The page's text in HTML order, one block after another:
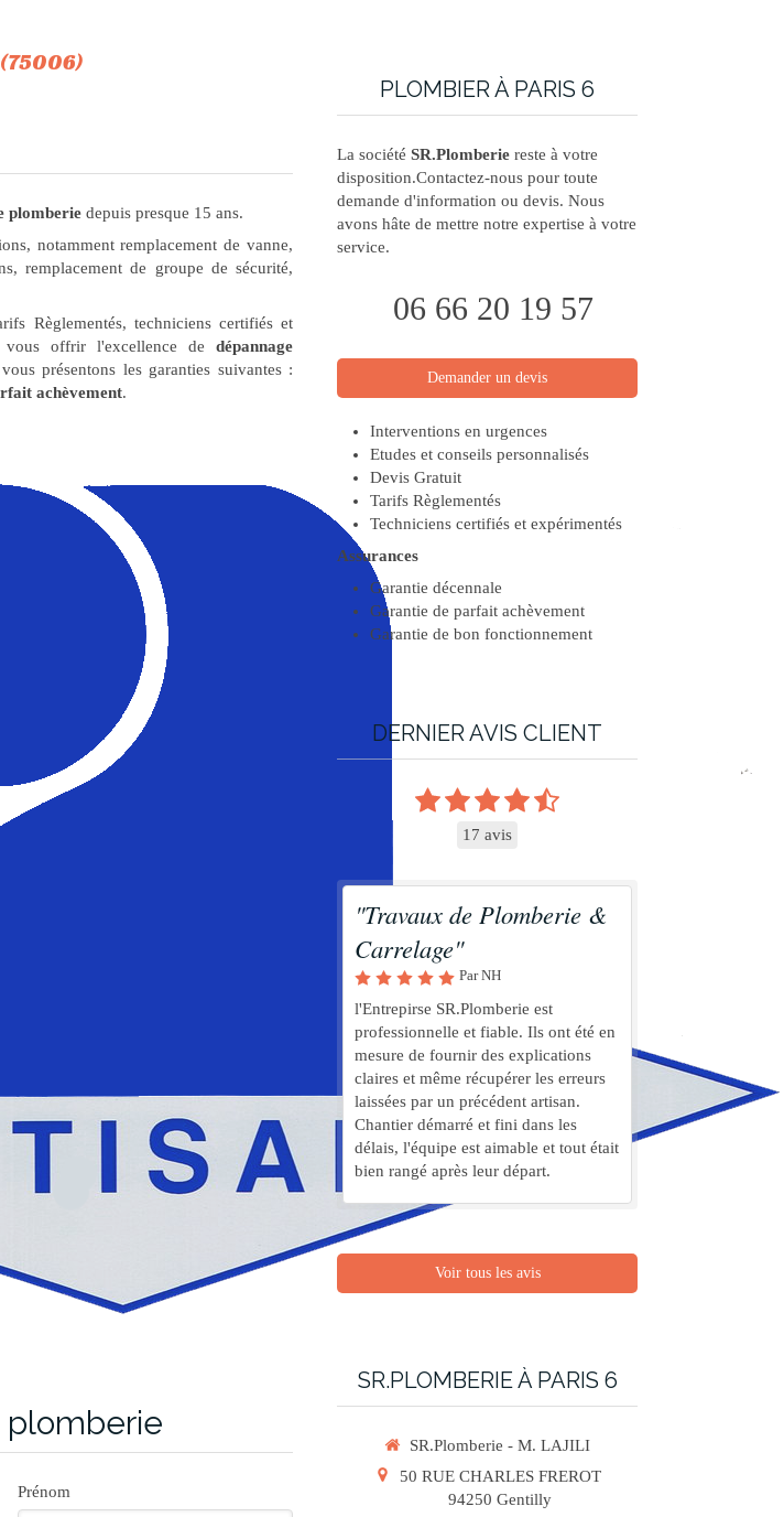
plomberie depuis presque 15 ans.
notamment remplacement de vanne,
remplacement de groupe de sécurité,
Règlementés, techniciens certifiés et
vous offrir l'excellence dedépannage
présentons les garanties suivantes :
achèvement.
plomberie
Prénom
PLOMBIER À PARIS 6
La société SR.Plomberie reste à votre
disposition.Contactez-nous pour toute
demande d'information ou devis. Nous
avons hâte de mettre notre expertise à votre
service.
06 66 20 19 57
Demander un devis
Interventions en urgences
Etudes et conseils personnalisés
Devis Gratuit
Tarifs Règlementés
Techniciens certifiés et expérimentés
Assurances
Garantie décennale
Garantie de parfait achèvement
Garantie de bon fonctionnement
DERNIER AVIS CLIENT
17 avis
"Travaux de Plomberie &
Carrelage"
Par NH
l'Entrepirse SR.Plomberie est
professionnelle et fiable. Ils ont été en
mesure de fournir des explications
claires et même récupérer les erreurs
laissées par un précédent artisan.
Chantier démarré et fini dans les
délais, l'équipe est aimable et tout était
bien rangé après leur départ.
Voir tous les avis
SR.PLOMBERIE À PARIS 6
SR.Plomberie - M. LAJILI
50 RUE CHARLES FREROT
94250 Gentilly